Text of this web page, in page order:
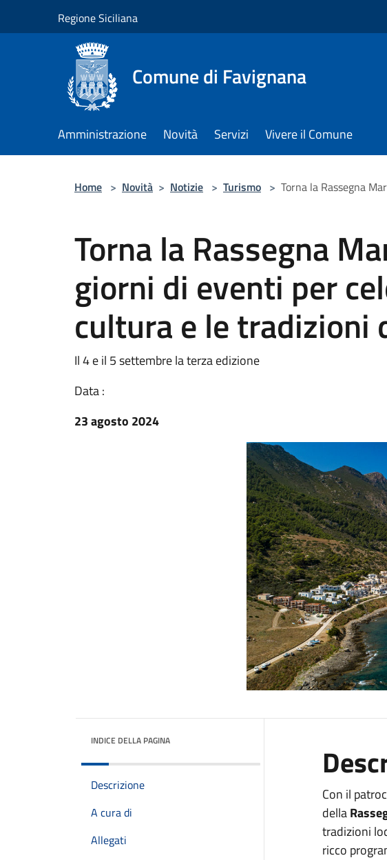
Regione Siciliana
Comune di Favignana
Amministrazione Novità Servizi Vivere il Comune
Home > Novità > Notizie > Turismo > Torna la Rassegna
Torna la Rassegna
giorni di eventi per
cultura e le tradizioni
Il 4 e il 5 settembre la terza edizione
Data :
23 agosto 2024
INDICE DELLA PAGINA
Descrizione
A cura di
Allegati
Con il
della
tradizioni
ricco